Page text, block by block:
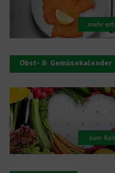
Obst- & Gemüsekalender